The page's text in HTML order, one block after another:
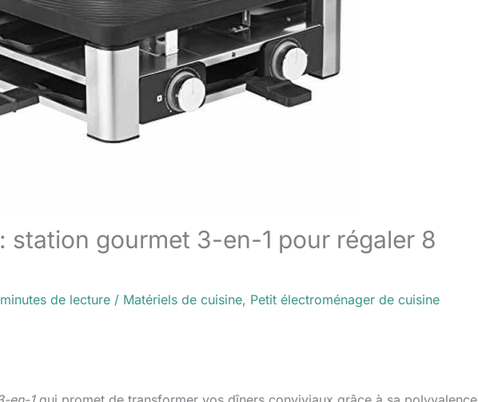
station gourmet 3-en-1 pour régaler 8
de lecture / Matériels de cuisine, Petit électroménager de cuisine